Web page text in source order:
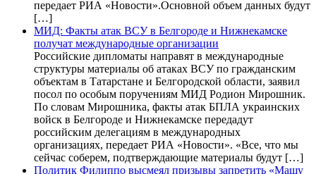
передает РИА «Новости».Основной объем данных будут
[…]
МИД: Факты атак ВСУ в Белгороде и Нижнекамске
получат международные организации
Российские дипломаты направят в международные
структуры материалы об атаках ВСУ по гражданским
объектам в Татарстане и Белгородской области, заявил
посол по особым поручениям МИД Родион Мирошник.
По словам Мирошника, факты атак БПЛА украинских
войск в Белгороде и Нижнекамске передадут
российским делегациям в международных
организациях, передает РИА «Новости». «Все, что мы
сейчас соберем, подтверждающие материалы будут […]
Политик Филиппо высмеял призывы запретить «Машу